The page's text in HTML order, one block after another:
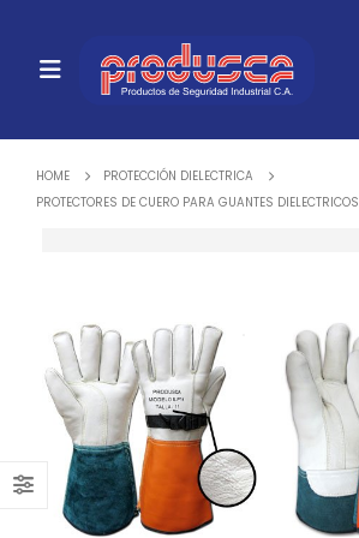
HOME
PROTECCIÓN DIELECTRICA
PROTECTORES DE CUERO PARA GUANTES DIELECTRICOS